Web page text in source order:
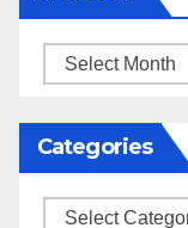
Archives
Categories
Categories